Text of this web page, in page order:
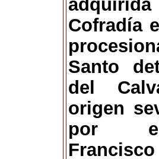
Cofradía
Santo
del
origen
por